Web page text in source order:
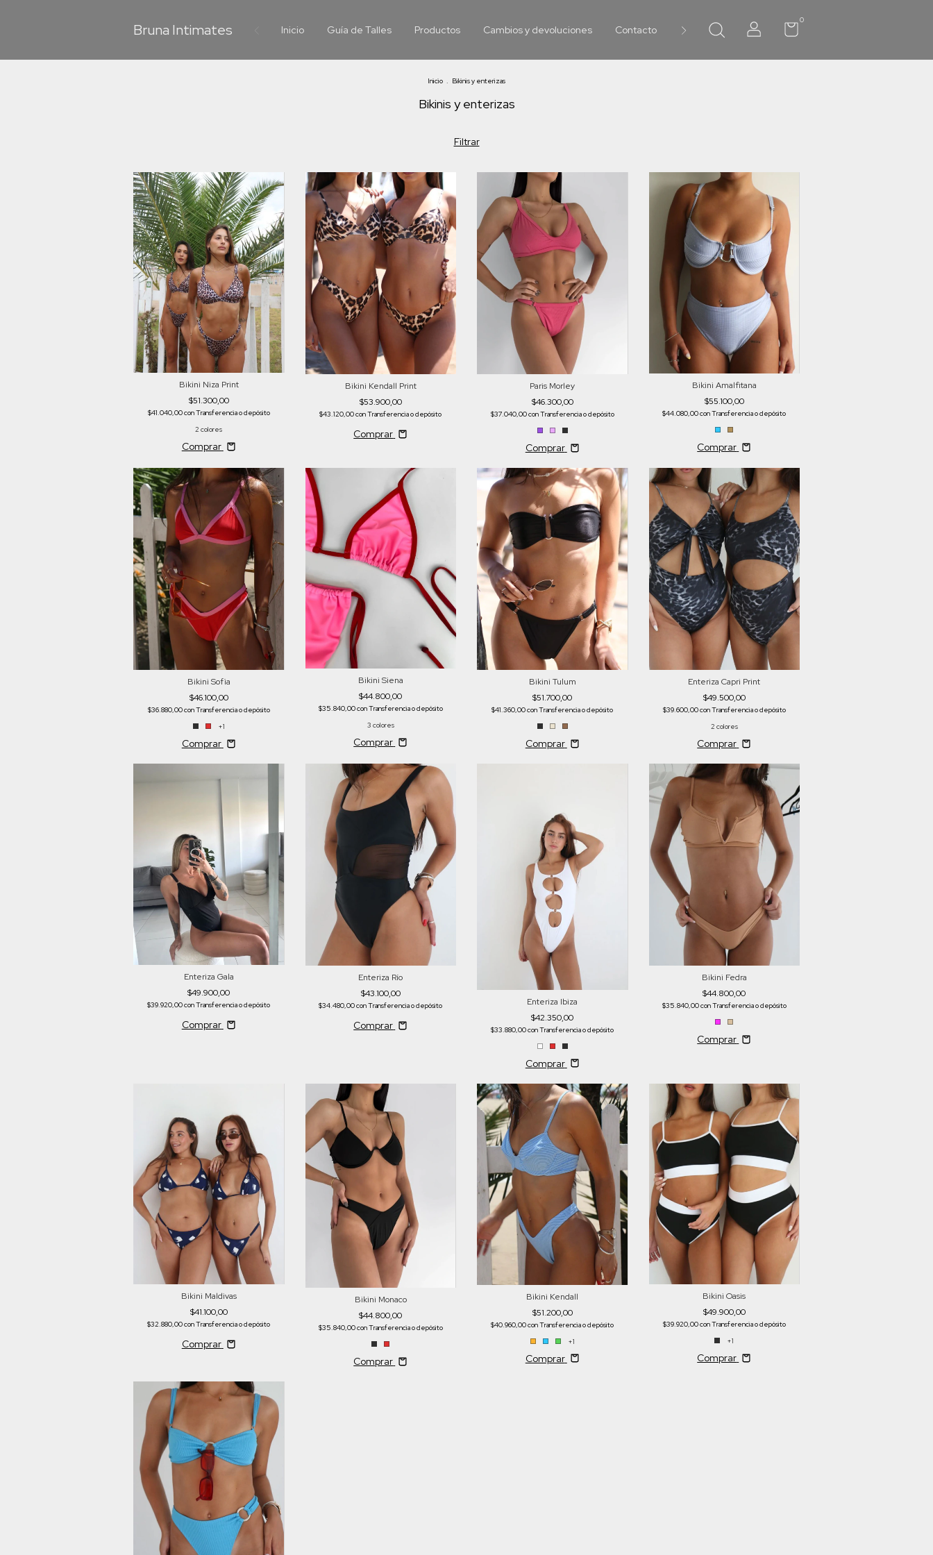
Bruna Intimates Inicio Guía de Talles Productos Cambios y devoluciones Contacto Preguntas Frecuentes
0
Inicio . Bikinis y enterizas
Bikinis y enterizas
Filtrar
Bikini Niza Print
$51.300,00
$41.040,00conTransferencia o depósito
2 colores
Comprar
Bikini Kendall Print
$53.900,00
$43.120,00conTransferencia o depósito
Comprar
Paris Morley
$46.300,00
$37.040,00conTransferencia o depósito
Comprar
Bikini Amalfitana
$55.100,00
$44.080,00conTransferencia o depósito
Comprar
Bikini Sofìa
$46.100,00
$36.880,00conTransferencia o depósito
+1
Comprar
Bikini Siena
$44.800,00
$35.840,00conTransferencia o depósito
3 colores
Comprar
Bikini Tulum
$51.700,00
$41.360,00conTransferencia o depósito
Comprar
Enteriza Capri Print
$49.500,00
$39.600,00conTransferencia o depósito
2 colores
Comprar
Enteriza Gala
$49.900,00
$39.920,00conTransferencia o depósito
Comprar
Enteriza Río
$43.100,00
$34.480,00conTransferencia o depósito
Comprar
Enteriza Ibiza
$42.350,00
$33.880,00conTransferencia o depósito
Comprar
Bikini Fedra
$44.800,00
$35.840,00conTransferencia o depósito
Comprar
Bikini Maldivas
$41.100,00
$32.880,00conTransferencia o depósito
Comprar
Bikini Monaco
$44.800,00
$35.840,00conTransferencia o depósito
Comprar
Bikini Kendall
$51.200,00
$40.960,00conTransferencia o depósito
+1
Comprar
Bikini Oasis
$49.900,00
$39.920,00conTransferencia o depósito
+1
Comprar